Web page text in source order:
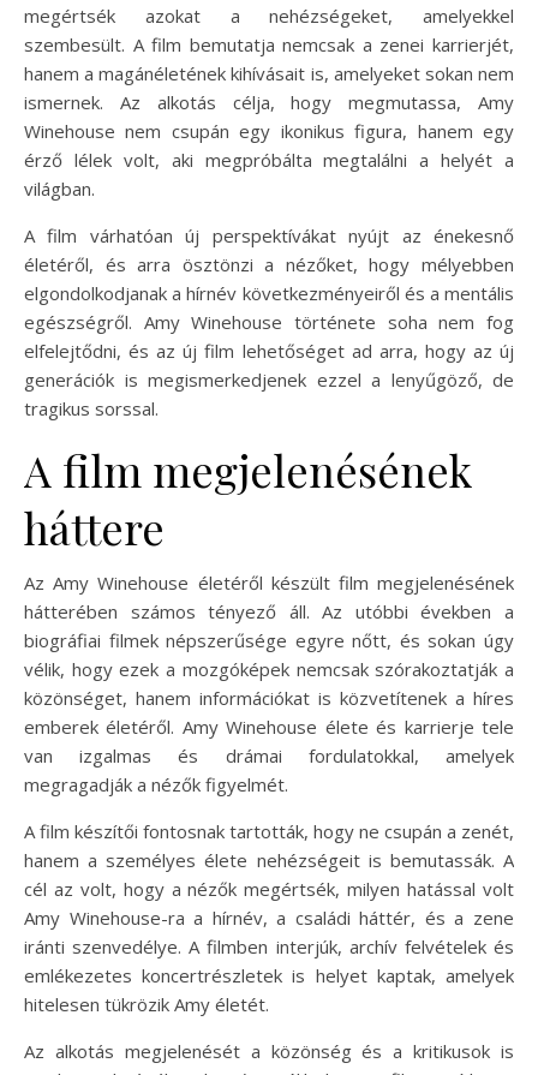
megértsék azokat a nehézségeket, amelyekkel
szembesült. A film bemutatja nemcsak a zenei karrierjét,
hanem a magánéletének kihívásait is, amelyeket sokan nem
ismernek. Az alkotás célja, hogy megmutassa, Amy
Winehouse nem csupán egy ikonikus figura, hanem egy
érző lélek volt, aki megpróbálta megtalálni a helyét a
világban.
A film várhatóan új perspektívákat nyújt az énekesnő
életéről, és arra ösztönzi a nézőket, hogy mélyebben
elgondolkodjanak a hírnév következményeiről és a mentális
egészségről. Amy Winehouse története soha nem fog
elfelejtődni, és az új film lehetőséget ad arra, hogy az új
generációk is megismerkedjenek ezzel a lenyűgöző, de
tragikus sorssal.
A film megjelenésének
háttere
Az Amy Winehouse életéről készült film megjelenésének
hátterében számos tényező áll. Az utóbbi években a
biográfiai filmek népszerűsége egyre nőtt, és sokan úgy
vélik, hogy ezek a mozgóképek nemcsak szórakoztatják a
közönséget, hanem információkat is közvetítenek a híres
emberek életéről. Amy Winehouse élete és karrierje tele
van izgalmas és drámai fordulatokkal, amelyek
megragadják a nézők figyelmét.
A film készítői fontosnak tartották, hogy ne csupán a zenét,
hanem a személyes élete nehézségeit is bemutassák. A
cél az volt, hogy a nézők megértsék, milyen hatással volt
Amy Winehouse-ra a hírnév, a családi háttér, és a zene
iránti szenvedélye. A filmben interjúk, archív felvételek és
emlékezetes koncertrészletek is helyet kaptak, amelyek
hitelesen tükrözik Amy életét.
Az alkotás megjelenését a közönség és a kritikusok is